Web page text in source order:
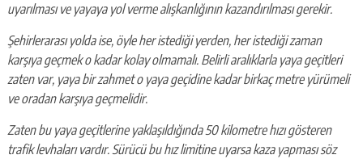
uyarılması ve yayaya yol verme alışkanlığının kazandırılması gerekir.
Şehirlerarası yolda ise, öyle her istediği yerden, her istediği zaman
karşıya geçmek o kadar kolay olmamalı. Belirli aralıklarla yaya geçitleri
zaten var, yaya bir zahmet o yaya geçidine kadar birkaç metre yürümeli
ve oradan karşıya geçmelidir.
Zaten bu yaya geçitlerine yaklaşıldığında 50 kilometre hızı gösteren
trafik levhaları vardır. Sürücü bu hız limitine uyarsa kaza yapması söz